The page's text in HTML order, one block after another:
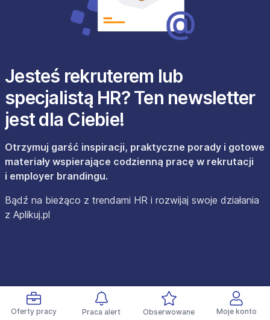
Oferty pracy Praca alert Obserwowane Moje konto
Jesteś rekruterem lub
specjalistą HR? Ten newsletter
jest dla Ciebie!
Otrzymuj garść inspiracji, praktyczne porady i gotowe
materiały wspierające codzienną pracę w rekrutacji
i employer brandingu.
Bądź na bieżąco z trendami HR i rozwijaj swoje działania
z Aplikuj.pl